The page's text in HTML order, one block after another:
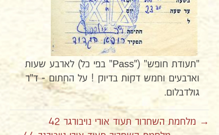
"תעודת חופש" ("Pass" בפי כל) לארבע שעות
וארבעים וחמש דקות בדיוק ! על החתום - ד"ר
גולדבלום.
→ מלחמת השחרור תעוד אורי נויבורגר 42